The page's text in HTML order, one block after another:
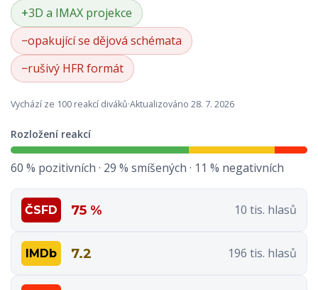
3D a IMAX projekce
opakující se dějová schémata
rušivý HFR formát
Vychází ze 100 reakcí diváků·Aktualizováno 28. 7. 2026
Rozložení reakcí
60 % pozitivních · 29 % smíšených · 11 % negativních
ČSFD 75 % 10 tis. hlasů
IMDb 7.2 196 tis. hlasů